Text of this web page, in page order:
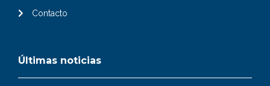
Contacto
Últimas noticias